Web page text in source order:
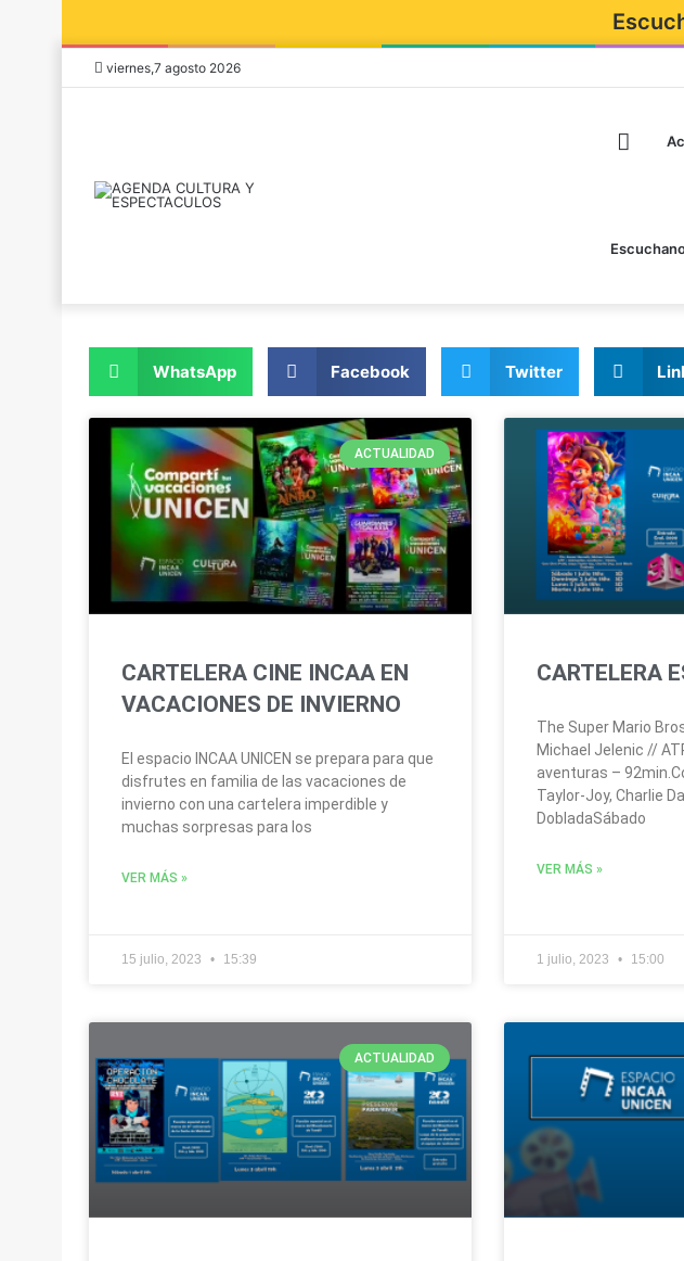
viernes,7 agosto 2026
WhatsApp Facebook Twitter
ACTUALIDAD
CARTELERA CINE INCAA EN
VACACIONES DE INVIERNO
El espacio INCAA UNICEN se prepara para que
disfrutes en familia de las vacaciones de
invierno con una cartelera imperdible y
muchas sorpresas para los
VER MÁS »
15 julio, 2023 15:39
CARTELERA
The Super Mario
Michael Jelenic //
aventuras –
Taylor-Joy, Charlie
DobladaSábado
VER MÁS »
1 julio, 2023 15:00
ACTUALIDAD